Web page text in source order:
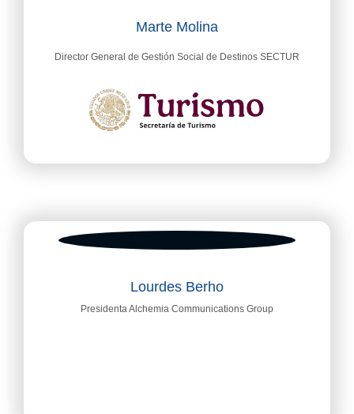
Marte Molina
Director General de Gestión Social de Destinos SECTUR
Lourdes Berho
Presidenta Alchemia Communications Group